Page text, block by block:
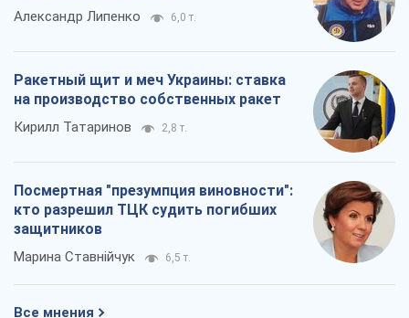
Александр Липенко 6,0 т.
Ракетный щит и меч Украины: ставка
на производство собственных ракет
Кирилл Татаринов 2,8 т.
Посмертная "презумпция виновности":
кто разрешил ТЦК судить погибших
защитников
Марина Ставнійчук 6,5 т.
Все мнения